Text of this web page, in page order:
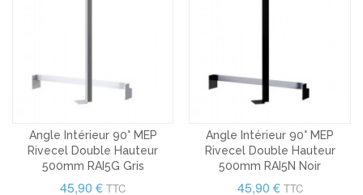
Angle Intérieur 90° MEP
Rivecel Double Hauteur
500mm RAI5G Gris
45,90 € TTC
Angle Intérieur 90° MEP
Rivecel Double Hauteur
500mm RAI5N Noir
45,90 € TTC